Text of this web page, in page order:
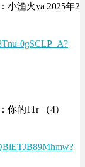
小渔火ya 2025年2
0gSCLP_A?
你的11r （4）